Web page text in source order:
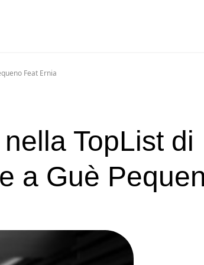
Feat Ernia
TopList di
a Guè